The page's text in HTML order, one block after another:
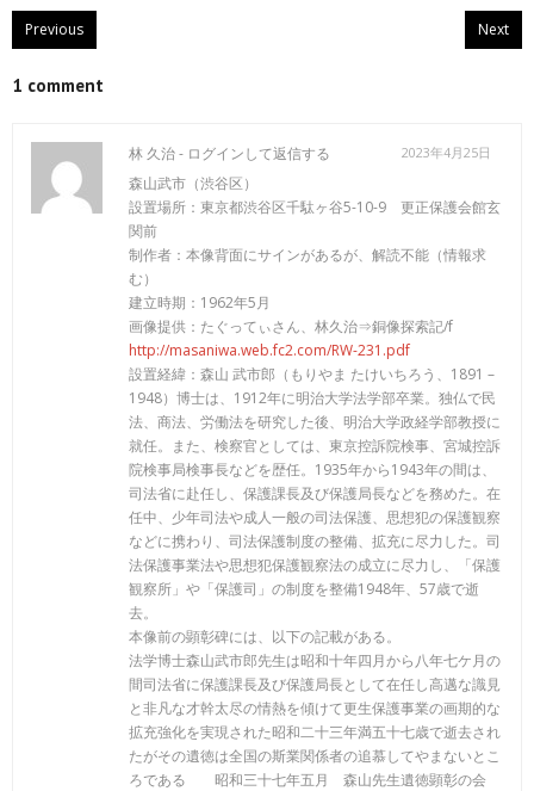
Previous Next
1 comment
林 久治 - ログインして返信する 2023年4月25日
森山武市（渋谷区）
設置場所：東京都渋谷区千駄ヶ谷5-10-9 更正保護会館玄
関前
制作者：本像背面にサインがあるが、解読不能（情報求
む）
建立時期：1962年5月
画像提供：たぐってぃさん、林久治⇒銅像探索記/f
http://masaniwa.web.fc2.com/RW-231.pdf
設置経緯：森山 武市郎（もりやま たけいちろう、1891 –
1948）博士は、1912年に明治大学法学部卒業。独仏で民
法、商法、労働法を研究した後、明治大学政経学部教授に
就任。また、検察官としては、東京控訴院検事、宮城控訴
院検事局検事長などを歴任。1935年から1943年の間は、
司法省に赴任し、保護課長及び保護局長などを務めた。在
任中、少年司法や成人一般の司法保護、思想犯の保護観察
などに携わり、司法保護制度の整備、拡充に尽力した。司
法保護事業法や思想犯保護観察法の成立に尽力し、「保護
観察所」や「保護司」の制度を整備1948年、57歳で逝
去。
本像前の顕彰碑には、以下の記載がある。
法学博士森山武市郎先生は昭和十年四月から八年七ケ月の
間司法省に保護課長及び保護局長として在任し高邁な識見
と非凡な才幹太尽の情熱を傾けて更生保護事業の画期的な
拡充強化を実現された昭和二十三年満五十七歳で逝去され
たがその遺徳は全国の斯業関係者の追慕してやまないとこ
ろである 昭和三十七年五月 森山先生遺徳顕彰の会